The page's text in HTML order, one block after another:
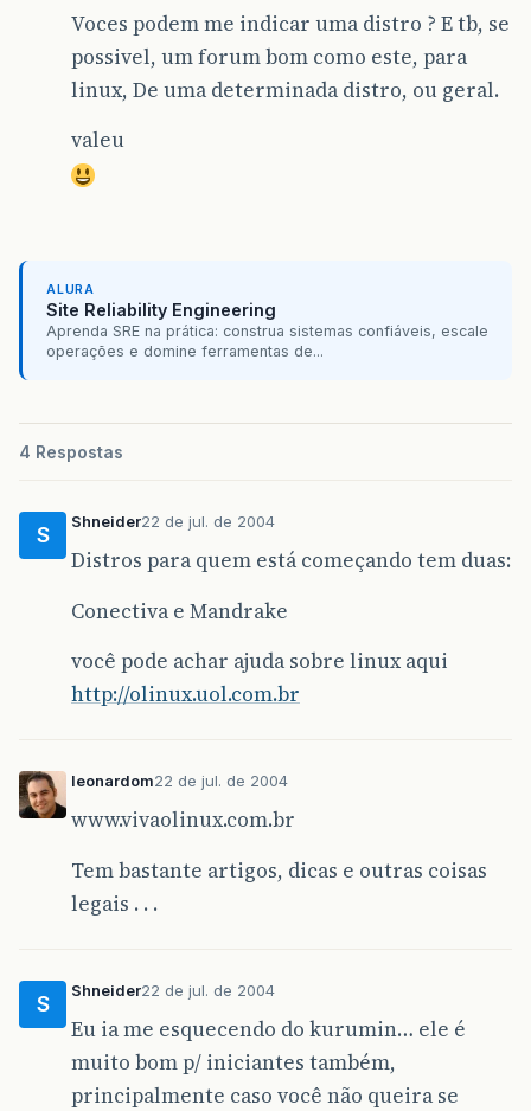
Voces podem me indicar uma distro ? E tb, se
possivel, um forum bom como este, para
linux, De uma determinada distro, ou geral.
valeu
ALURA
Site Reliability Engineering
Aprenda SRE na prática: construa sistemas confiáveis, escale
operações e domine ferramentas de...
4 Respostas
S
Shneider22 de jul. de 2004
Distros para quem está começando tem duas:
Conectiva e Mandrake
você pode achar ajuda sobre linux aqui
http://olinux.uol.com.br
leonardom22 de jul. de 2004
www.vivaolinux.com.br
Tem bastante artigos, dicas e outras coisas
legais . . .
S
Shneider22 de jul. de 2004
Eu ia me esquecendo do kurumin… ele é
muito bom p/ iniciantes também,
principalmente caso você não queira se